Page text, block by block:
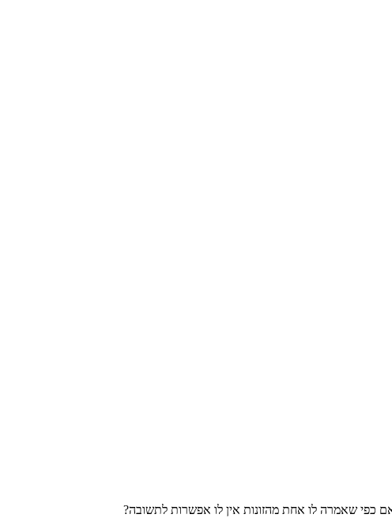
כפי שאמרה לו אחת מהזונות אין לו אפשרות לתשובה?